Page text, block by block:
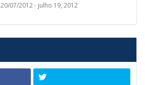
20/07/2012 - julho 19, 2012